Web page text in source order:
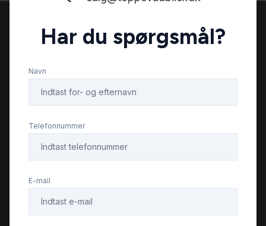
Har du spørgsmål?
Navn
Telefonnummer
E-mail